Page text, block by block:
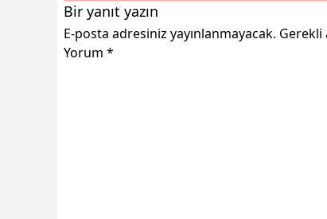
Bir yanıt yazın
E-posta adresiniz yayınlanmayacak. Gerekli
Yorum *